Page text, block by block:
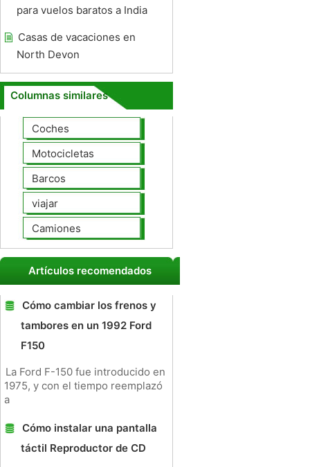
para vuelos baratos a India
Casas de vacaciones en
North Devon
Columnas similares
Coches
Motocicletas
Barcos
viajar
Camiones
Artículos recomendados
Cómo cambiar los frenos y
tambores en un 1992 Ford
F150
La Ford F-150 fue introducido en
1975, y con el tiempo reemplazó
a
Cómo instalar una pantalla
táctil Reproductor de CD